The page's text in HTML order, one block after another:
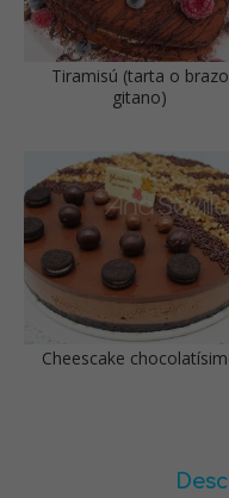
Tiramisú (tarta o brazo
gitano)
Cheescake